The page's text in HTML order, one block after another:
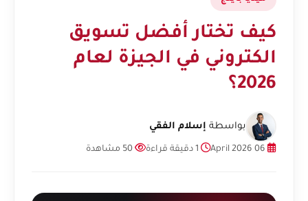
كيف تختار أفضل تسويق
الكتروني في الجيزة لعام
2026؟
بواسطة إسلام الفقي